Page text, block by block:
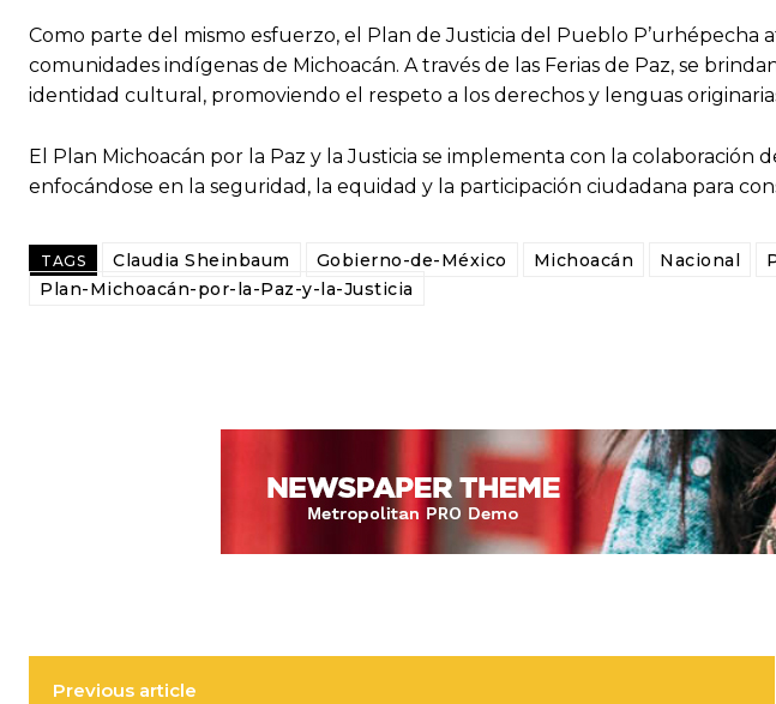
Como parte del mismo esfuerzo, el Plan de Justicia del Pueblo P’urhépecha
comunidades indígenas de Michoacán. A través de las Ferias de Paz, se
identidad cultural, promoviendo el respeto a los derechos y lenguas
El Plan Michoacán por la Paz y la Justicia se implementa con la colaboración
enfocándose en la seguridad, la equidad y la participación ciudadana para
TAGS Claudia Sheinbaum Gobierno-de-México Michoacán Nacional
Plan-Michoacán-por-la-Paz-y-la-Justicia
Previous article